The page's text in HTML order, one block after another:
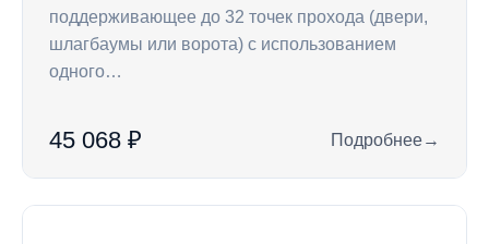
поддерживающее до 32 точек прохода (двери,
шлагбаумы или ворота) с использованием
одного…
45 068 ₽ Подробнее
: DMQB —
→